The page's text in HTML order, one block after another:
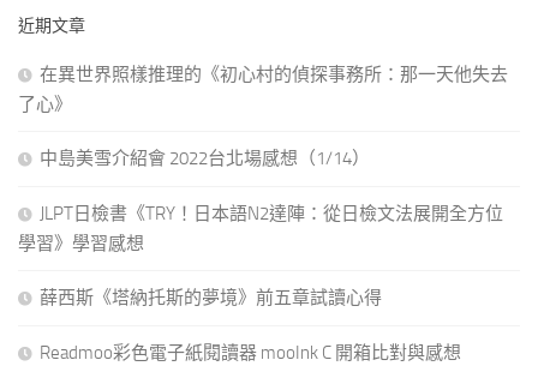
近期文章
在異世界照樣推理的《初心村的偵探事務所：那一天他失去
了心》
中島美雪介紹會 2022台北場感想（1/14）
JLPT日檢書《TRY！日本語N2達陣：從日檢文法展開全方位
學習》學習感想
薛西斯《塔納托斯的夢境》前五章試讀心得
Readmoo彩色電子紙閱讀器 mooInk C 開箱比對與感想